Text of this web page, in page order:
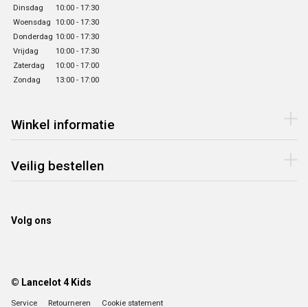
Dinsdag
10:00 - 17:30
Woensdag 10:00 - 17:30
Donderdag 10:00 - 17:30
Vrijdag
10:00 - 17:30
Zaterdag
10:00 - 17:00
Zondag
13:00 - 17:00
Winkel informatie
Veilig bestellen
Volg ons
© Lancelot 4 Kids
Service Retourneren Cookie statement